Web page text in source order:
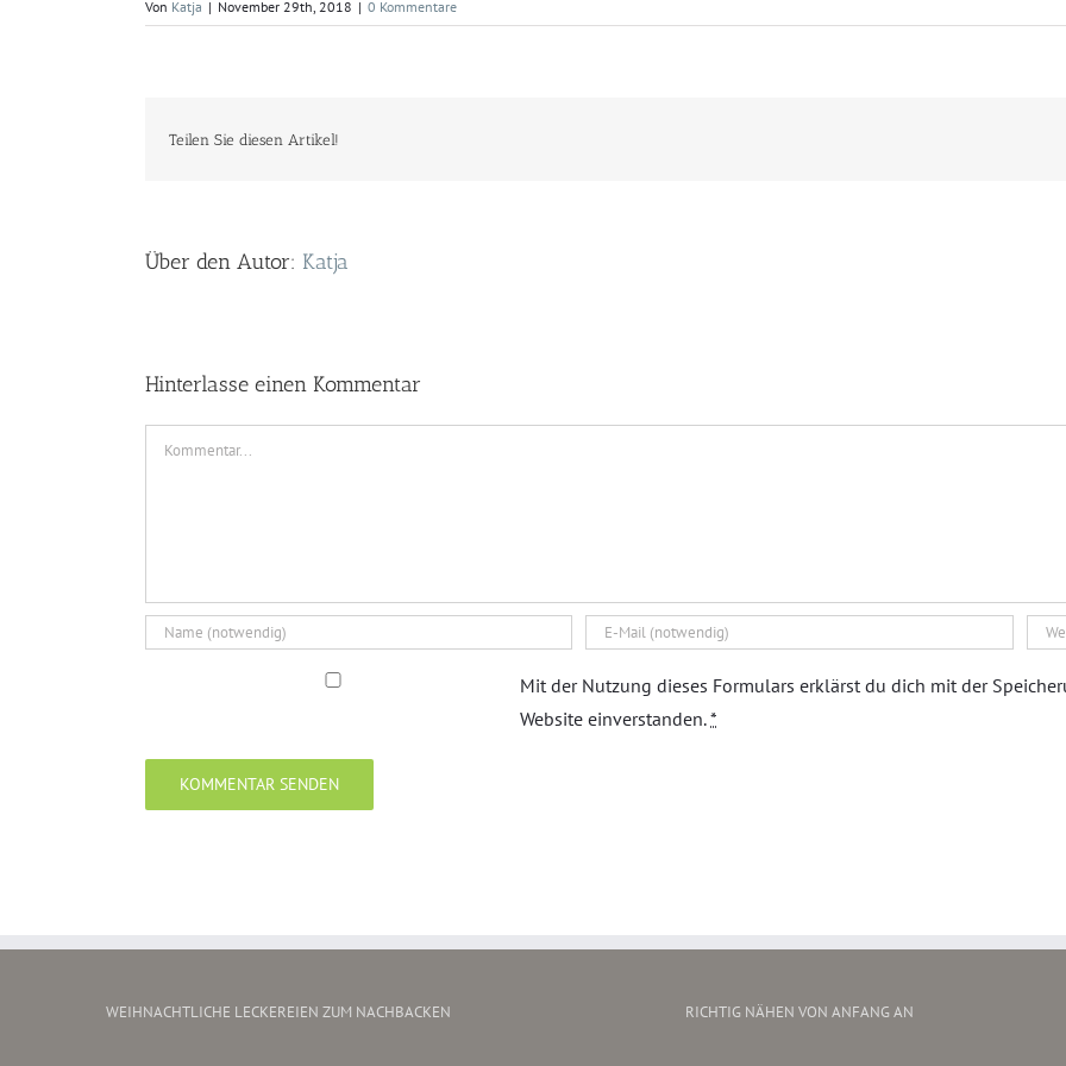
Von Katja | November 29th, 2018 | 0 Kommentare
Teilen Sie diesen Artikel!
Über den Autor: Katja
Hinterlasse einen Kommentar
Kommentar
Mit der Nutzung dieses Formulars erklärst du dich mit der
Website einverstanden.*
WEIHNACHTLICHE LECKEREIEN ZUM NACHBACKEN RICHTIG NÄHEN VON ANFANG AN